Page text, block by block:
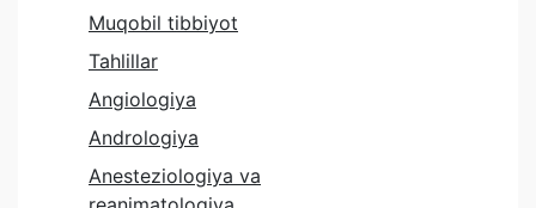
Muqobil tibbiyot
Tahlillar
Angiologiya
Andrologiya
Anesteziologiya va